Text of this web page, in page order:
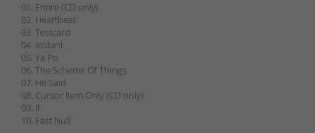
01. Entire (CD only)
02. Heartbeat
03. Testcard
04. Instant
05. Ya Po
06. The Scheme Of Things
07. He Said
08. Cursor Item Only (CD only)
09. If
10. Fast Null